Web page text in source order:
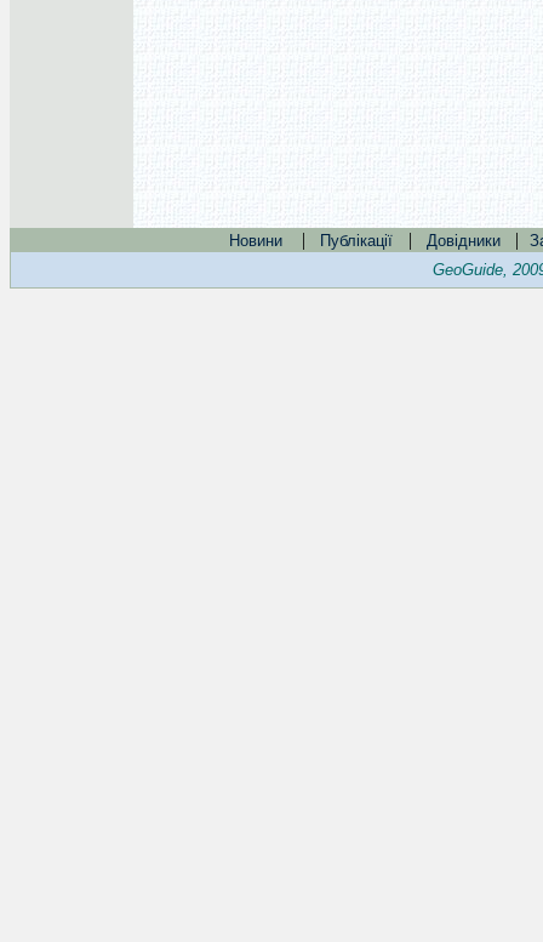
Новини | Публікації | Довідники |
GeoGuide,